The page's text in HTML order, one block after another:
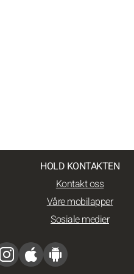
HOLD KONTAKTEN
Kontakt oss
Våre mobilapper
Sosiale medier